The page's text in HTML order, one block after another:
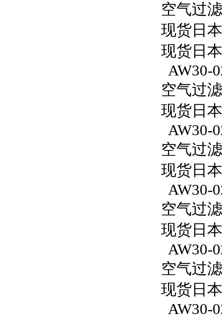
空气过
现货日
现货日
AW30-
空气过
现货日
AW30-
空气过
现货日
AW30-
空气过
现货日
AW30-
空气过
现货日
AW30-